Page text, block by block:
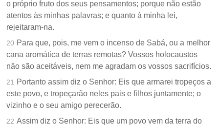
o próprio fruto dos seus pensamentos; porque não estão
atentos às minhas palavras; e quanto à minha lei,
rejeitaram-na.
20 Para que, pois, me vem o incenso de Sabá, ou a melhor
cana aromática de terras remotas? Vossos holocaustos
não são aceitáveis, nem me agradam os vossos sacrifícios.
21
Portanto assim diz o Senhor: Eis que armarei tropeços a
este povo, e tropeçarão neles pais e filhos juntamente; o
vizinho e o seu amigo perecerão.
22 Assim diz o Senhor: Eis que um povo vem da terra do